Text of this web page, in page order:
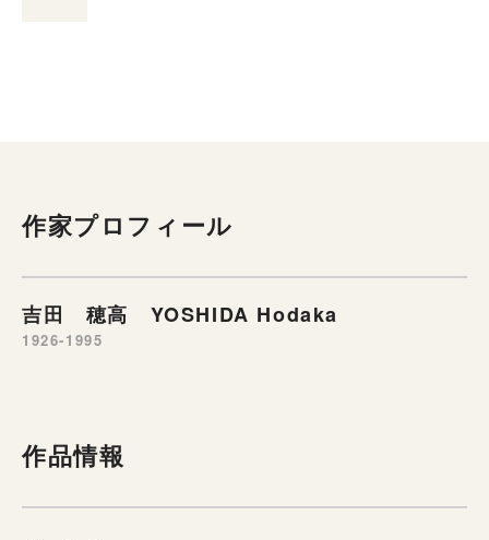
作家プロフィール
吉田 穂高 YOSHIDA Hodaka
1926-1995
作品情報